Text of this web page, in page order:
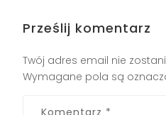
Prześlij komentarz
Twój adres email nie
Wymagane pola są